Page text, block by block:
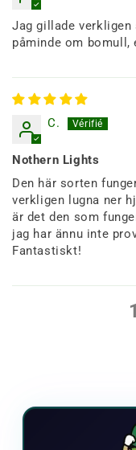
Jag gillade
påminde om
C.
Nothern Lights
Den här sorten
verkligen lugna ner
är det den som
jag har ännu inte
Fantastiskt!
1